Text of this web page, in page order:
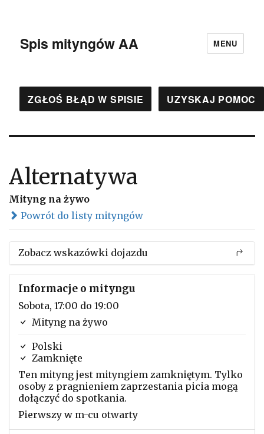
Spis mityngów AA MENU
ZGŁOŚ BŁĄD W SPISIE UZYSKAJ POMOC
Alternatywa
Mityng na żywo
Powrót do listy mityngów
Zobacz wskazówki dojazdu
Informacje o mityngu
Sobota, 17:00 do 19:00
Mityng na żywo
Polski
Zamknięte
Ten mityng jest mityngiem zamkniętym. Tylko
osoby z pragnieniem zaprzestania picia mogą
dołączyć do spotkania.
Pierwszy w m-cu otwarty